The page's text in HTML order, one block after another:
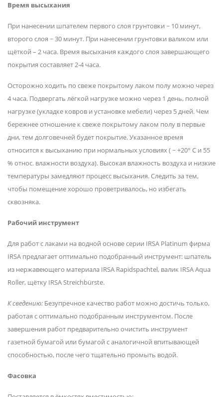
Время высыхания
При нанесении шпателем первого слоя грунтовки ~ 10 минут,
второго слоя ~ 30 минут. При нанесении грунтовки валиком или
щёткой – 2 часа. Время высыхания каждого слоя завершающего
покрытия составляет 2-4 часа.
Осторожно ходить по свеже покрытому лаком полу можно через
4 часа. Подвергать лёгкой нагрузке можно через 1 день, полной
нагрузке (укладке ковров и установке мебели) через 5 дней. Чем
бережнее отношение к свеже покрытому лаком полу в первые
дни, тем долговечней будет покрытие. Указанное время
относится к высыханию при нормальных условиях ( ~ +20° С и 55
% относ. влажности воздуха). Высокая влажность воздуха и низкие
температуры замедляют процесс высыхания. Следить за тем,
чтобы помещение хорошо проветривалось, но избегать
сквозняка.
Рабочий инструмент
Для работ с лаками на водной основе серии IRSA Platinum фирма
IRSA предлагает оптимально подобранный инструмент: шпатель
из нержавеющего материала IRSA Rapidspachtel, валик IRSA Aqua
Roller, щётку IRSA Streichbürste.
К сведению: Безупречное качество работ можно достичь только,
работая с оптимально подобранным инструментом. После
завершения работ предварительно очистить инструмент
газетной бумагой или бумагой с аналогичной впитывающей
способностью, после чего тщательно промыть водой.
Фасовка